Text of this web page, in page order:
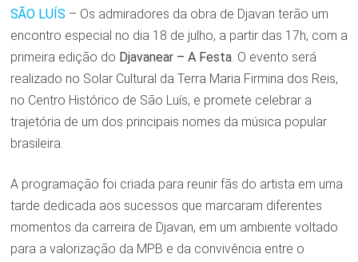
SÃO LUÍS – Os admiradores da obra de Djavan terão um
encontro especial no dia 18 de julho, a partir das 17h, com a
primeira edição do Djavanear – A Festa. O evento será
realizado no Solar Cultural da Terra Maria Firmina dos Reis,
no Centro Histórico de São Luís, e promete celebrar a
trajetória de um dos principais nomes da música popular
brasileira.
A programação foi criada para reunir fãs do artista em uma
tarde dedicada aos sucessos que marcaram diferentes
momentos da carreira de Djavan, em um ambiente voltado
para a valorização da MPB e da convivência entre o